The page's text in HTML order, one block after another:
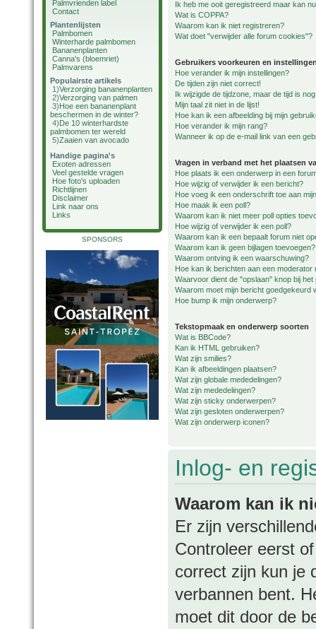
Palmvrienden label
Contact
Plantenlijsten
Palmbomen
Winterharde palmbomen
Bananenplanten
Canna's (bloemriet)
Palmvarens
Populairste artikels
1)Verzorging bananenplanten
2)Verzorging van palmen
3)Hoe een bananenplant
beschermen in de winter?
4)De 10 winterhardste
palmbomen ter wereld
5)Zaaien van avocado
Handige pagina's
Exoten adressen
Veel gestelde vragen
Hoe foto's uploaden
Richtlijnen
Disclaimer
Link naar ons
Links
SPONSORS
Ik heb me ooit geregistreerd maar kan
Wat is COPPA?
Waarom kan ik niet registreren?
Wat doet "verwijder alle forum cookies"?
Gebruikers voorkeuren en
Hoe verander ik mijn instellingen?
De tijden zijn niet correct!
Ik wijzigde de tijdzone, maar de tijd is
Mijn taal zit niet in de lijst!
Hoe kan ik een afbeelding bij mijn
Hoe verander ik mijn rang?
Wanneer ik op de e-mail link van een
Vragen in verband met het plaatsen
Hoe plaats ik een onderwerp in een
Hoe wijzig of verwijder ik een bericht?
Hoe voeg ik een onderschrift toe aan
Hoe maak ik een poll?
Waarom kan ik niet meer poll opties
Hoe wijzig of verwijder ik een poll?
Waarom kan ik een bepaalt forum niet
Waarom kan ik geen bijlagen toevoegen?
Waarom ontving ik een waarschuwing?
Hoe kan ik berichten aan een moderator
Waarvoor dient de "opslaan" knop bij
Waarom moet mijn bericht goedgekeurd
Hoe bump ik mijn onderwerp?
Tekstopmaak en onderwerp soorten
Wat is BBCode?
Kan ik HTML gebruiken?
Wat zijn smilies?
Kan ik afbeeldingen plaatsen?
Wat zijn globale mededelingen?
Wat zijn mededelingen?
Wat zijn sticky onderwerpen?
Wat zijn gesloten onderwerpen?
Wat zijn onderwerp iconen?
Inlog- en
Waarom kan ik
Er zijn
Controleer eerst
correct zijn kun je
verbannen bent.
moet dit door de